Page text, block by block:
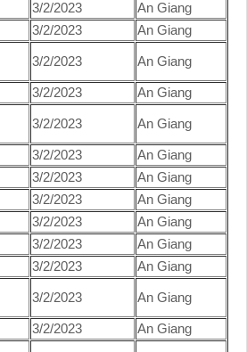
3/2/2023
An Giang
3/2/2023 An Giang
3/2/2023 An Giang
3/2/2023
An Giang
3/2/2023 An Giang
3/2/2023
An Giang
3/2/2023
An Giang
3/2/2023
An Giang
3/2/2023
An Giang
3/2/2023
An Giang
3/2/2023 An Giang
3/2/2023 An Giang
3/2/2023 An Giang